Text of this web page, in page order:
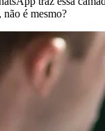
é mesmo?